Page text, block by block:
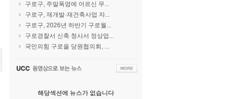
구로구, 주말폭염에 어르신 무...
구로구, 재개발·재건축사업 자...
구로구, 2026년 하반기 구로월...
구로경찰서 신축 청사서 정상업...
국민의힘 구로을 당원협의회, ...
해당섹션에 뉴스가 없습니다